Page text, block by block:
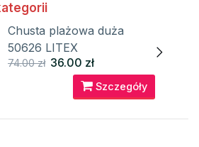
Chusta plażowa duża
50626 LITEX
74.00 zł 36.00 zł
Szczegóły